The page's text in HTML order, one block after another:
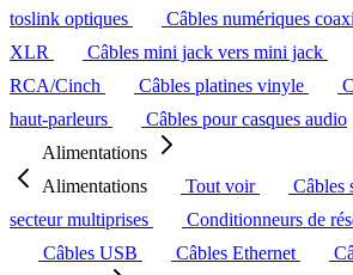
toslink optiques
Câbles numériques
XLR
Câbles mini jack vers mini jack
RCA/Cinch
Câbles platines vinyle
haut-parleurs
Câbles pour casques audio
Alimentations
Alimentations
Tout voir Câbles
secteur multiprises
Conditionneurs de
Câbles USB
Câbles Ethernet